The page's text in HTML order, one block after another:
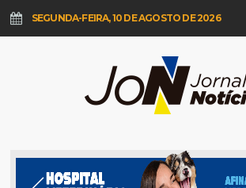
SEGUNDA-FEIRA, 10 DE AGOSTO DE 2026